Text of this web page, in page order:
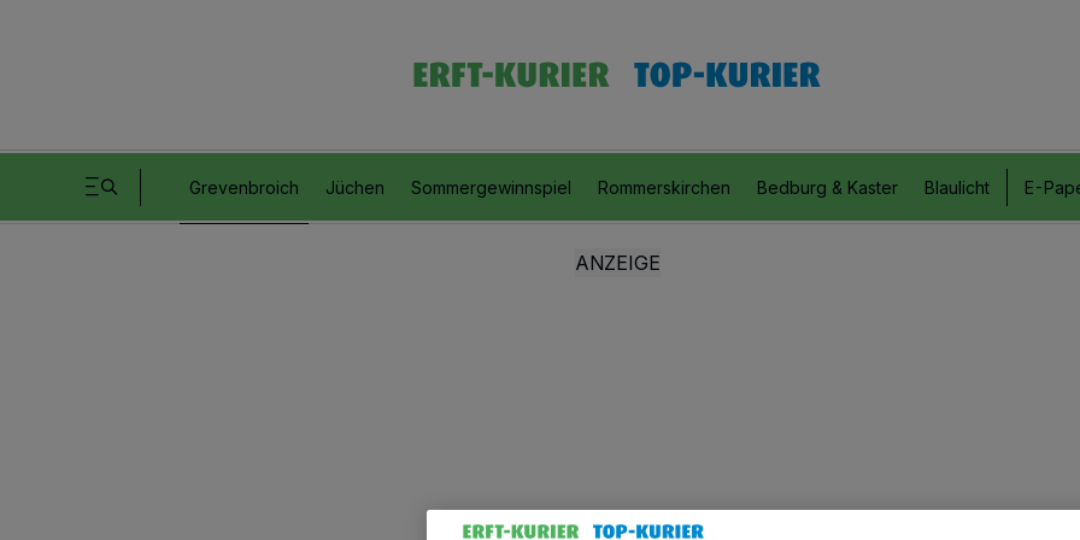
Grevenbroich Jüchen Sommergewinnspiel Rommerskirchen Bedburg & Kaster Blaulicht E-